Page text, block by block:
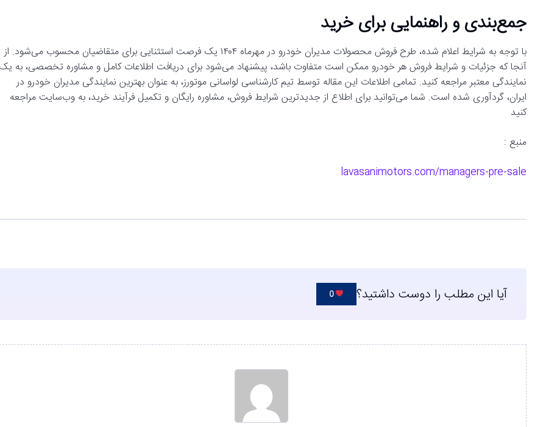
جمع‌بندی و راهنمایی برای خرید
با توجه به شرایط اعلام شده، طرح فروش محصولات مدیران خودرو در مهرماه ۱۴۰۴ یک فرصت استثنایی برای متقاضیان محسوب می‌شود. از
آنجا که جزئیات و شرایط فروش هر خودرو ممکن است متفاوت باشد، پیشنهاد می‌شود برای دریافت اطلاعات کامل و مشاوره تخصصی، به یک
نمایندگی معتبر مراجعه کنید. تمامی اطلاعات این مقاله توسط تیم کارشناسی لواسانی موتورز، به عنوان بهترین نمایندگی مدیران خودرو در
ایران، گردآوری شده است. شما می‌توانید برای اطلاع از جدیدترین شرایط فروش، مشاوره رایگان و تکمیل فرآیند خرید، به وب‌سایت مراجعه
کنید
منبع :
lavasanimotors.com/managers-pre-sale
آیا این مطلب را دوست داشتید؟ 0